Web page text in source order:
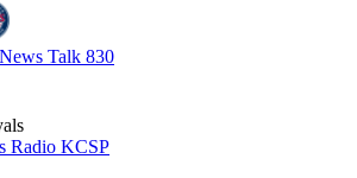
Talk 830
Radio KCSP